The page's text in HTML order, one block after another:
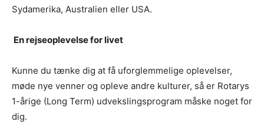
Sydamerika, Australien eller USA.
En rejseoplevelse for livet
Kunne du tænke dig at få uforglemmelige oplevelser,
møde nye venner og opleve andre kulturer, så er Rotarys
1-årige (Long Term) udvekslingsprogram måske noget for
dig.